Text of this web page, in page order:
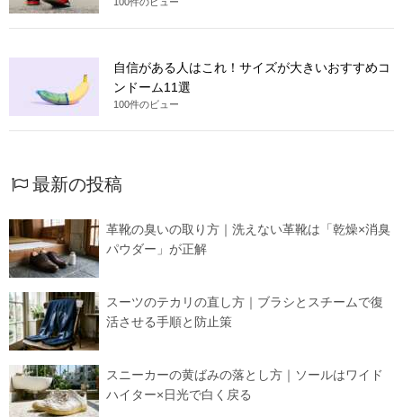
自信がある人はこれ！サイズが大きいおすすめコ
ンドーム11選
100件のビュー
最新の投稿
革靴の臭いの取り方｜洗えない革靴は「乾燥×消臭
パウダー」が正解
スーツのテカリの直し方｜ブラシとスチームで復
活させる手順と防止策
スニーカーの黄ばみの落とし方｜ソールはワイド
ハイター×日光で白く戻る